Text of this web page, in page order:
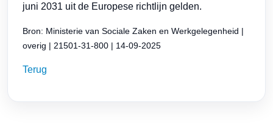
juni 2031 uit de Europese richtlijn gelden.
Bron: Ministerie van Sociale Zaken en Werkgelegenheid |
overig | 21501-31-800 | 14-09-2025
Terug